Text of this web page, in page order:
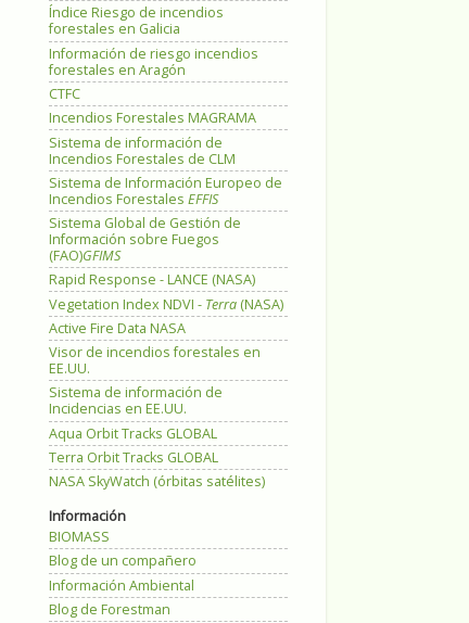
Índice Riesgo de incendios
forestales en Galicia
Información de riesgo incendios
forestales en Aragón
CTFC
Incendios Forestales MAGRAMA
Sistema de información de
Incendios Forestales de CLM
Sistema de Información Europeo de
Incendios Forestales EFFIS
Sistema Global de Gestión de
Información sobre Fuegos
(FAO)GFIMS
Rapid Response - LANCE (NASA)
Vegetation Index NDVI - Terra (NASA)
Active Fire Data NASA
Visor de incendios forestales en
EE.UU.
Sistema de información de
Incidencias en EE.UU.
Aqua Orbit Tracks GLOBAL
Terra Orbit Tracks GLOBAL
NASA SkyWatch (órbitas satélites)
Información
BIOMASS
Blog de un compañero
Información Ambiental
Blog de Forestman